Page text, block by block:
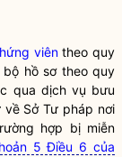
viêntheo quy
bộ hồ sơ theo quy
qua dịch vụ bưu
Sở Tư pháp nơi
hợp bị miễn
5 Điều 6 của